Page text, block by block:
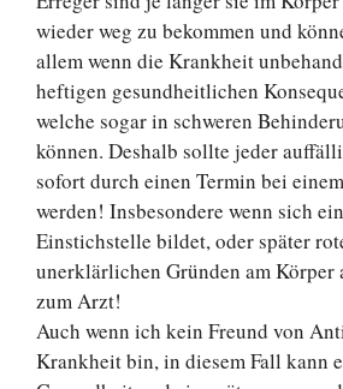
wieder weg zu bekommen und
allem wenn die Krankheit
heftigen gesundheitlichen
welche sogar in schweren
können. Deshalb sollte jeder
sofort durch einen Termin bei
werden! Insbesondere wenn sich
Einstichstelle bildet, oder später
unerklärlichen Gründen am Körper
zum Arzt!
Auch wenn ich kein Freund von
Krankheit bin, in diesem Fall kann